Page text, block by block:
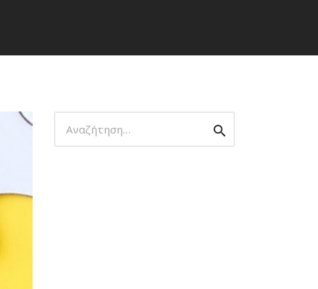
για:
Αναζήτηση